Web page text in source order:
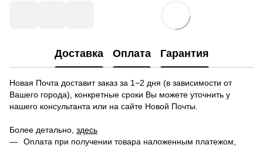
Доставка Оплата Гарантия
Новая Почта доставит заказ за 1−2 дня (в зависимости от
Вашего города), конкретные сроки Вы можете уточнить у
нашего консультанта или на сайте Новой Почты.
Более детально, здесь
Оплата при получении товара наложенным платежом,